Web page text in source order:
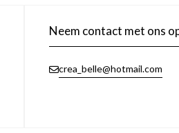
Neem contact met ons
crea_belle@hotmail.com